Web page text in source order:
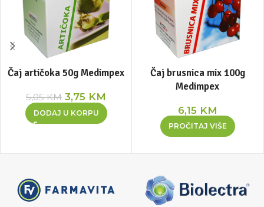
Čaj artičoka 50g Medimpex
5,05KM 3,75 KM
DODAJ U KORPU
Čaj brusnica mix 100g
Medimpex
6,15 KM
PROČITAJ VIŠE